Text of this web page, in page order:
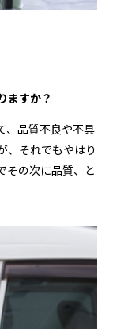
ますか？
、品質不良や不具
、それでもやはり
その次に品質、と